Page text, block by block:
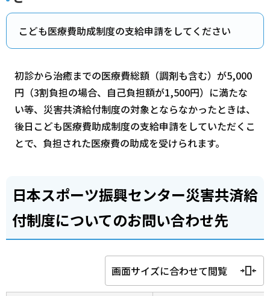
こども医療費助成制度の支給申請をしてください
初診から治癒までの医療費総額（調剤も含む）が5,000
円（3割負担の場合、自己負担額が1,500円）に満たな
い等、災害共済給付制度の対象とならなかったときは、
後日こども医療費助成制度の支給申請をしていただくこ
とで、負担された医療費の助成を受けられます。
日本スポーツ振興センター災害共済給
付制度についてのお問い合わせ先
画面サイズに合わせて閲覧